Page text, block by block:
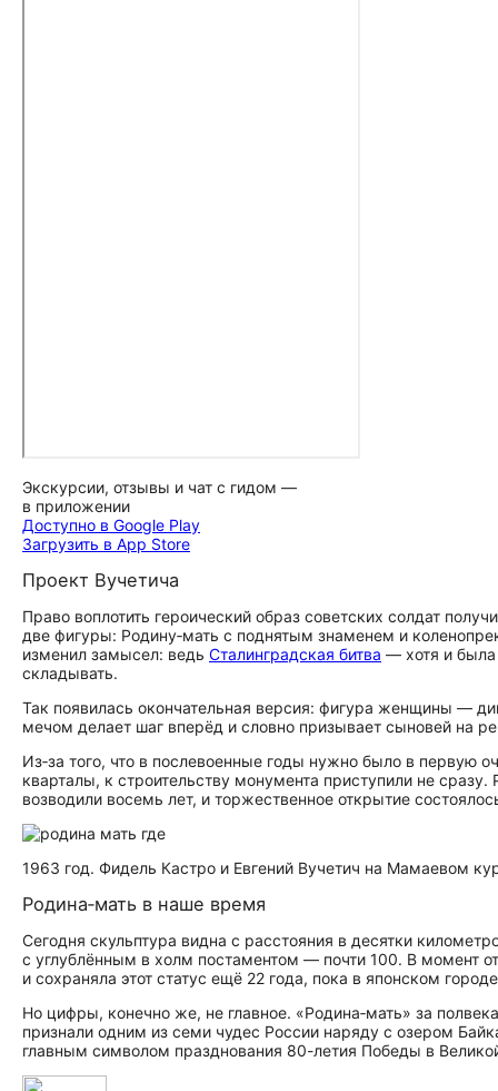
Экскурсии, отзывы и чат с гидом —
в приложении
Доступно в Google Play
Загрузить в App Store
Проект Вучетича
Право воплотить героический образ советских солдат
две фигуры: Родину‑мать с поднятым знаменем и
изменил замысел: ведь Сталинградская битва — хотя и
складывать.
Так появилась окончательная версия: фигура женщины —
мечом делает шаг вперёд и словно призывает сыновей на
Из‑за того, что в послевоенные годы нужно было в первую
кварталы, к строительству монумента приступили не
возводили восемь лет, и торжественное открытие
1963 год. Фидель Кастро и Евгений Вучетич на Мамаевом
Родина‑мать в наше время
Сегодня скульптура видна с расстояния в десятки
с углублённым в холм постаментом — почти 100. В момент
и сохраняла этот статус ещё 22 года, пока в японском
Но цифры, конечно же, не главное. «Родина‑мать» за
признали одним из семи чудес России наряду с озером
главным символом празднования 80-летия Победы в